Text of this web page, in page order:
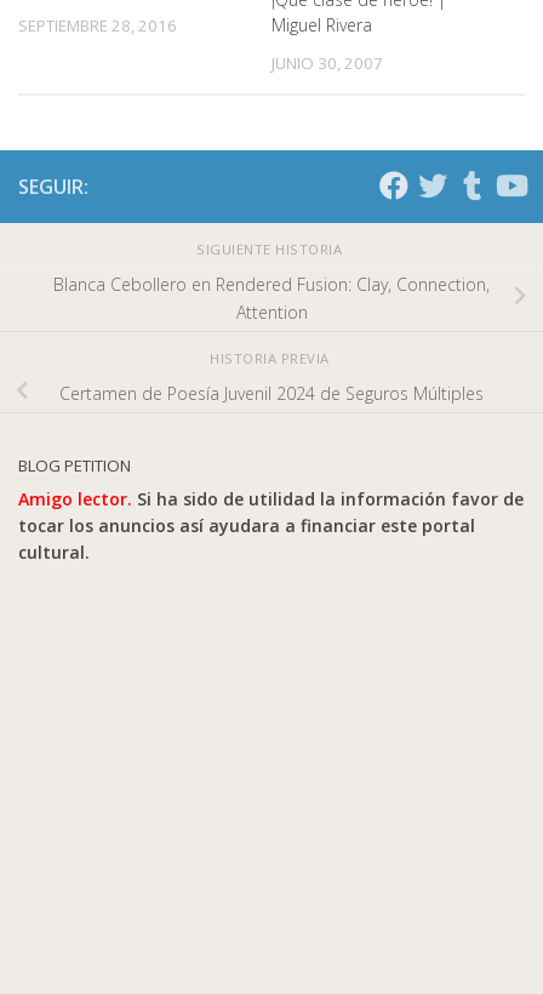
SEPTIEMBRE 28, 2016
Miguel Rivera
JUNIO 30, 2007
SEGUIR:
SIGUIENTE HISTORIA
Blanca Cebollero en Rendered Fusion: Clay, Connection,
Attention
HISTORIA PREVIA
Certamen de Poesía Juvenil 2024 de Seguros Múltiples
BLOG PETITION
Amigo lector. Si ha sido de utilidad la información favor de
tocar los anuncios así ayudara a financiar este portal
cultural.